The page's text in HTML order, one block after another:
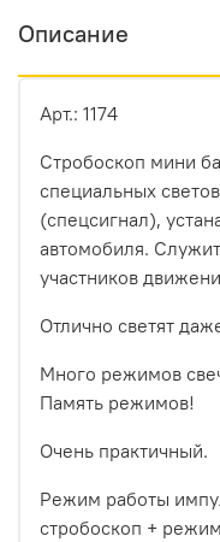
Описание
Арт.: 1174
Стробоскоп мини
специальных
(спецсигнал),
автомобиля.
участников
Отлично светят
Много режимов
Память режимов!
Очень практичный.
Режим работы
стробоскоп +